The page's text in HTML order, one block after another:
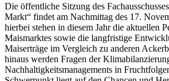
Die öffentliche Sitzung des
Markt“ findet am Nachmittag des 17.
hierbei stehen in diesem Jahr die aktuellen
Maismarktes sowie die langfristige
Maiserträge im Vergleich zu anderen
hinaus werden Fragen der
Nachhaltigkeitsmanagements in